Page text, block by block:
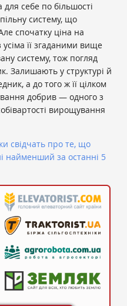
себе по більшості
систему, що
спочатку ціна на
усіма її згаданими вище
систему, тож погляд
Залишають у структурі й
а до того ж її цілком
добрив — одного з
вирощування
свідчать про те, що
найменший за останні 5